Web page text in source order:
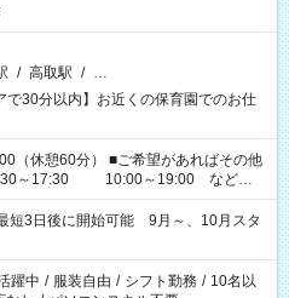
/ 高取駅 / …
で30分以内】お近くの保育園でのお仕
■ご希望があればその他
8:30～17:30 10:00～19:00 など
たい」 「余裕を持って夕飯の準備がし
したくない」 など、ご希望があれば教
のお仕事の勤務時間。 合計で週40時
きません
短3日後に開始可能 9月～、10月スタ
躍中 / 服装自由 / シフト勤務 / 10名以